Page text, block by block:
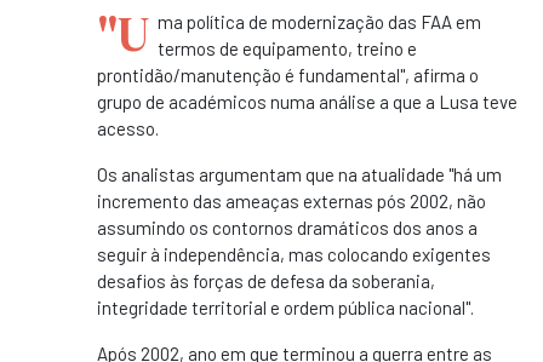
"U ma política de modernização das FAA em
termos de equipamento, treino e
prontidão/manutenção é fundamental", afirma o
grupo de académicos numa análise a que a Lusa teve
acesso.
Os analistas argumentam que na atualidade "há um
incremento das ameaças externas pós 2002, não
assumindo os contornos dramáticos dos anos a
seguir à independência, mas colocando exigentes
desafios às forças de defesa da soberania,
integridade territorial e ordem pública nacional".
Após 2002, ano em que terminou a guerra entre as